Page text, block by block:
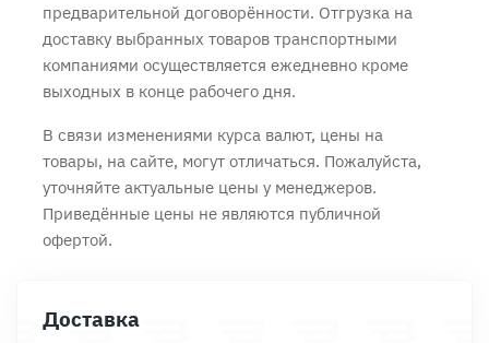
предварительной договорённости. Отгрузка на
доставку выбранных товаров транспортными
компаниями осуществляется ежедневно кроме
выходных в конце рабочего дня.
В связи изменениями курса валют, цены на
товары, на сайте, могут отличаться. Пожалуйста,
уточняйте актуальные цены у менеджеров.
Приведённые цены не являются публичной
офертой.
Доставка